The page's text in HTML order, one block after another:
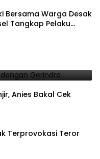
Bersama Warga Desak
Tangkap Pelaku
Overload, Truk PT KAP
Anies Bakal Cek
Terprovokasi Teror